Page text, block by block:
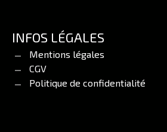
INFOS LÉGALES
Mentions légales
CGV
Politique de confidentialité